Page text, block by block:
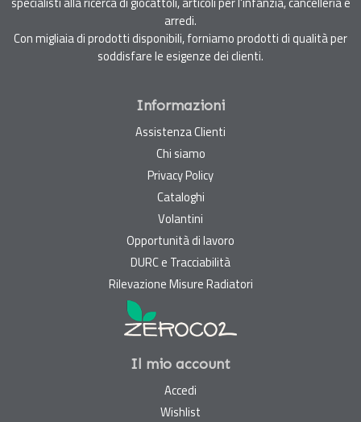
arredi.
Con migliaia di prodotti disponibili, forniamo prodotti di qualità per
soddisfare le esigenze dei clienti.
Informazioni
Assistenza Clienti
Chi siamo
Privacy Policy
Cataloghi
Volantini
Opportunità di lavoro
DURC e Tracciabilità
Rilevazione Misure Radiatori
Il mio account
Accedi
Wishlist